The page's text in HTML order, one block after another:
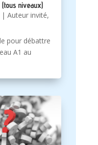
(tous niveaux)
| Auteur invité,
pour débattre
A1 au